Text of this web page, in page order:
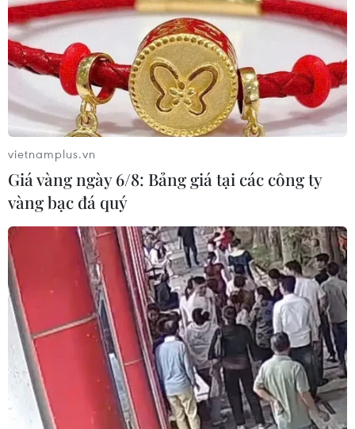
sau cuộc khủng hoảng chưa từng có
03/08/2026 03:55
EU chính thức áp dụng quy định gắn
nhãn nội dung do AI tạo ra
Hy Lạp: Hai trực thăng va chạm khi
chữa cháy rừng, 2 phi công thiệt
mạng
03/08/2026 01:39
Giáo hoàng Leo XIV ban hành hiến
pháp mới Thành quốc Vatican
03/08/2026 00:35
vietnamplus.vn
Giá vàng ngày 6/8: Bảng giá tại các công ty
vàng bạc đá quý